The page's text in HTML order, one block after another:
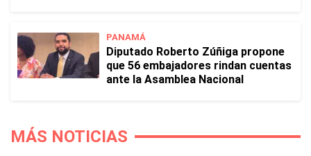
PANAMÁ
Diputado Roberto Zúñiga propone
que 56 embajadores rindan cuentas
ante la Asamblea Nacional
MÁS NOTICIAS